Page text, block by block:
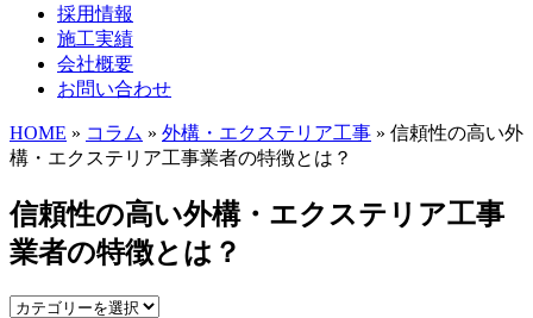
採用情報
施工実績
会社概要
お問い合わせ
HOME » コラム » 外構・エクステリア工事 » 信頼性の高い外
構・エクステリア工事業者の特徴とは？
信頼性の高い外構・エクステリア工事
業者の特徴とは？